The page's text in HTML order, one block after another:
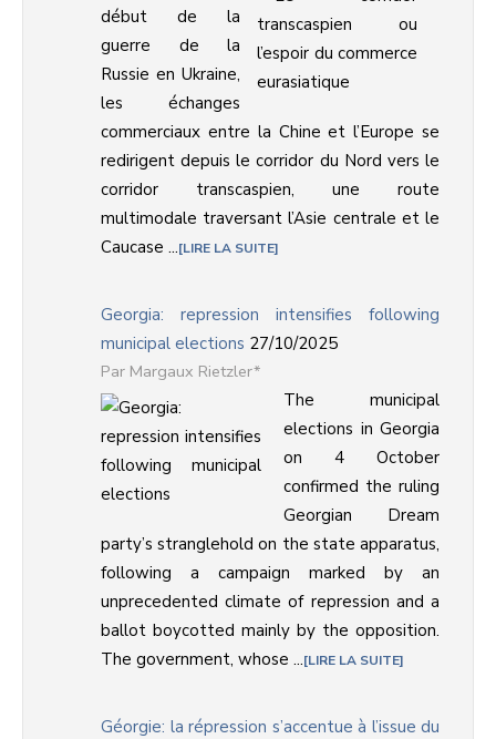
début de la
guerre de la
Russie en Ukraine,
les échanges
commerciaux entre la Chine et l’Europe se
redirigent depuis le corridor du Nord vers le
corridor transcaspien, une route
multimodale traversant l’Asie centrale et le
Caucase ... LIRE LA SUITE
Georgia: repression intensifies following
municipal elections 27/10/2025
Margaux Rietzler*
The municipal
elections in Georgia
on 4 October
confirmed the ruling
Georgian Dream
party’s stranglehold on the state apparatus,
following a campaign marked by an
unprecedented climate of repression and a
ballot boycotted mainly by the opposition.
The government, whose ... LIRE LA SUITE
Géorgie: la répression s’accentue à l’issue du